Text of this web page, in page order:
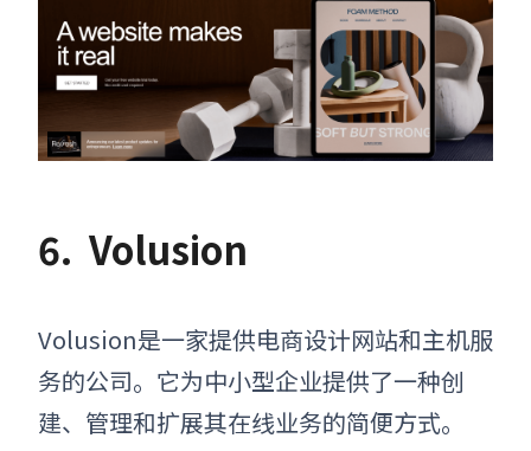
6. Volusion
Volusion是一家提供电商设计网站和主机服
务的公司。它为中小型企业提供了一种创
建、管理和扩展其在线业务的简便方式。